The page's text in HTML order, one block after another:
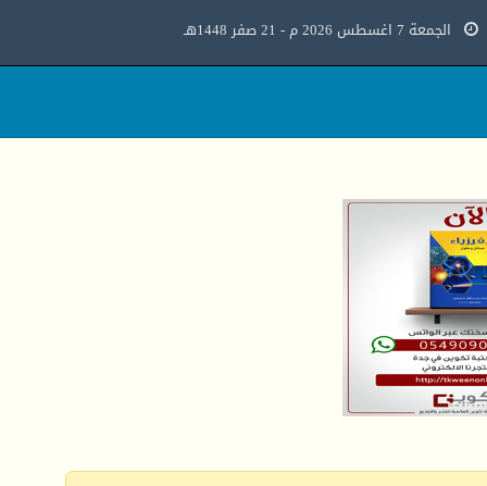
الجمعة 7 اغسطس 2026 م - 21 صفر 1448هـ